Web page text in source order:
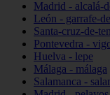
Madrid - alcalá-
León - garrafe-
Santa-cruz-de-
Pontevedra -
Huelva - lepe
Málaga - málaga
Salamanca -